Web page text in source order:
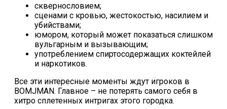
сквернословием;
сценами с кровью, жестокостью, насилием и
убийствами;
юмором, который может показаться слишком
вульгарным и вызывающим;
употреблением спиртосодержащих коктейлей
и наркотиков.
Все эти интересные моменты ждут игроков в
BOMJMAN. Главное – не потерять самого себя в
хитро сплетенных интригах этого городка.